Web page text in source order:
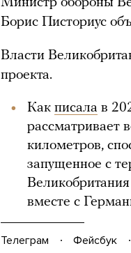
Министр обороны
Борис Писториус
Власти
проекта.
Как писала в
рассматривает
километров,
запущенное с
вместе с
Телеграм Фейсбук